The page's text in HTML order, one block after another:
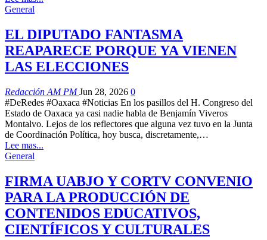
General
EL DIPUTADO FANTASMA
REAPARECE PORQUE YA VIENEN
LAS ELECCIONES
Redacción AM PMJun 28, 2026 0
#DeRedes #Oaxaca #Noticias En los pasillos del H. Congreso del
Estado de Oaxaca ya casi nadie habla de Benjamín Viveros
Montalvo. Lejos de los reflectores que alguna vez tuvo en la Junta
de Coordinación Política, hoy busca, discretamente,…
Lee mas...
General
FIRMA UABJO Y CORTV CONVENIO
PARA LA PRODUCCIÓN DE
CONTENIDOS EDUCATIVOS,
CIENTÍFICOS Y CULTURALES